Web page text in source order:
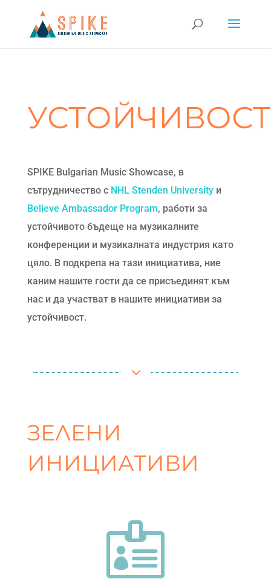
УСТОЙЧИВОСТ
SPIKE Bulgarian Music Showcase, в
сътрудничество с NHL Stenden Universityи
Believe Ambassador Program, работи за
устойчивото бъдеще на музикалните
конференции и музикалната индустрия като
цяло. В подкрепа на тази инициатива, ние
каним нашите гости да се присъединят към
нас и да участват в нашите инициативи за
устойчивост.
3
ЗЕЛЕНИ
ИНИЦИАТИВИ
